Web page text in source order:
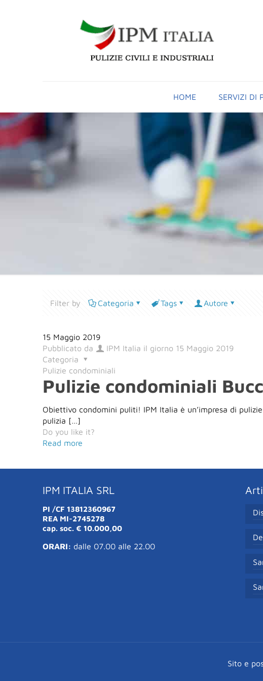
HOME SERVIZI DI
Filter by Categoria Tags Autore
15 Maggio 2019
Pubblicato da
IPM Italia il giorno 15 Maggio 2019
Categoria
Pulizie condominiali
Pulizie condominiali
Obiettivo condomini puliti! IPM Italia è un’impresa di
pulizia […]
Do you like it?
Read more
IPM ITALIA SRL
PI /CF 13812360967
REA MI-2745278
cap. soc. € 10.000,00
ORARI: dalle 07.00 alle 22.00
Sito e